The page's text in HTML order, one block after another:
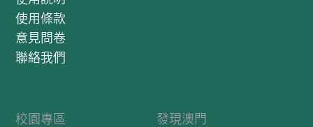
使用條款
意見問卷
聯絡我們
校園專區
發現澳門